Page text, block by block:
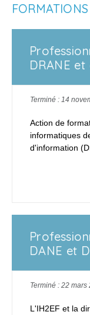
FORMATIONS
DRANE
Terminé : 14
Action de
informatiques
d'information
DANE et
Terminé : 22
L'IH2EF et la